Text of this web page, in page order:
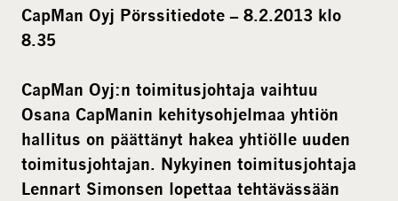
l
d
i
a
CapMan Oyj Pörssitiedote – 8.2.2013 klo
8.35
CapMan Oyj:n toimitusjohtaja vaihtuu
Osana CapManin kehitysohjelmaa yhtiön
hallitus on päättänyt hakea yhtiölle uuden
toimitusjohtajan. Nykyinen toimitusjohtaja
Lennart Simonsen lopettaa tehtävässään